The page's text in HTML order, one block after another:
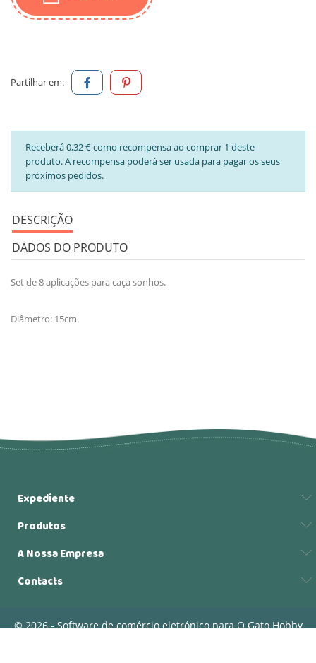
Partilhar em:
Receberá 0,32 € como recompensa ao comprar 1 deste
produto. A recompensa poderá ser usada para pagar os seus
próximos pedidos.
DESCRIÇÃO
DADOS DO PRODUTO
Set de 8 aplicações para caça sonhos.
Diâmetro: 15cm.
Expediente
Produtos
A Nossa Empresa
Contacts
© 2026 - Software de comércio eletrónico para O Gato Hobby